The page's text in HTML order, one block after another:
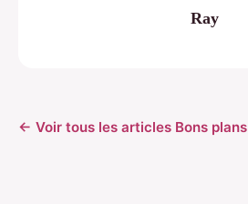
Ray
← Voir tous les articles Bons plans